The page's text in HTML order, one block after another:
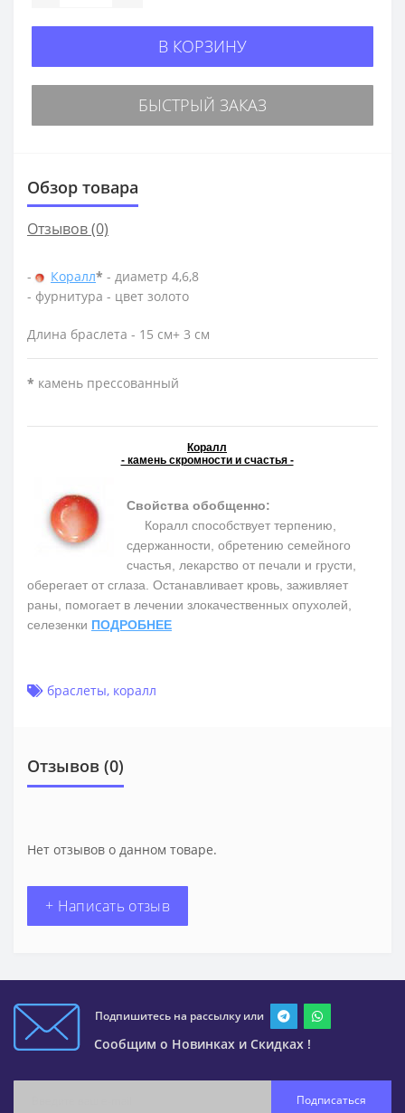
В КОРЗИНУ
БЫСТРЫЙ ЗАКАЗ
Обзор товара
Отзывов (0)
- Коралл* - диаметр 4,6,8
- фурнитура - цвет золото
Длина браслета - 15 см+ 3 см
* камень прессованный
Коралл
- камень скромности и счастья -
Свойства обобщенно:
Коралл способствует терпению,
сдержанности, обретению семейного
счастья, лекарство от печали и грусти,
оберегает от сглаза. Останавливает кровь, заживляет
раны, помогает в лечении злокачественных опухолей,
селезенки ПОДРОБНЕЕ
браслеты, коралл
Отзывов (0)
Нет отзывов о данном товаре.
+ Написать отзыв
Подпишитесь на рассылку или
Сообщим о Новинках и Скидках !
Подписаться